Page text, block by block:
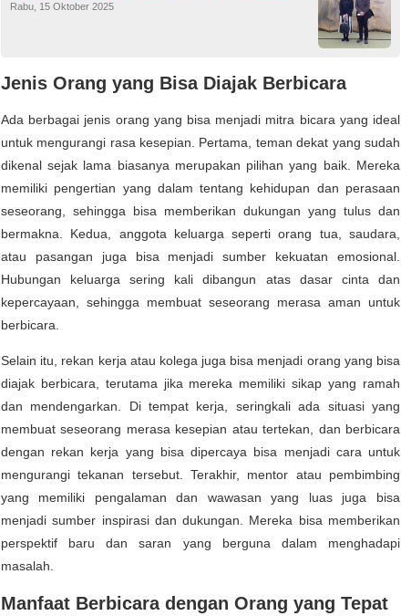
Rabu, 15 Oktober 2025
Jenis Orang yang Bisa Diajak Berbicara
Ada berbagai jenis orang yang bisa menjadi mitra bicara yang ideal
untuk mengurangi rasa kesepian. Pertama, teman dekat yang sudah
dikenal sejak lama biasanya merupakan pilihan yang baik. Mereka
memiliki pengertian yang dalam tentang kehidupan dan perasaan
seseorang, sehingga bisa memberikan dukungan yang tulus dan
bermakna. Kedua, anggota keluarga seperti orang tua, saudara,
atau pasangan juga bisa menjadi sumber kekuatan emosional.
Hubungan keluarga sering kali dibangun atas dasar cinta dan
kepercayaan, sehingga membuat seseorang merasa aman untuk
berbicara.
Selain itu, rekan kerja atau kolega juga bisa menjadi orang yang bisa
diajak berbicara, terutama jika mereka memiliki sikap yang ramah
dan mendengarkan. Di tempat kerja, seringkali ada situasi yang
membuat seseorang merasa kesepian atau tertekan, dan berbicara
dengan rekan kerja yang bisa dipercaya bisa menjadi cara untuk
mengurangi tekanan tersebut. Terakhir, mentor atau pembimbing
yang memiliki pengalaman dan wawasan yang luas juga bisa
menjadi sumber inspirasi dan dukungan. Mereka bisa memberikan
perspektif baru dan saran yang berguna dalam menghadapi
masalah.
Manfaat Berbicara dengan Orang yang Tepat